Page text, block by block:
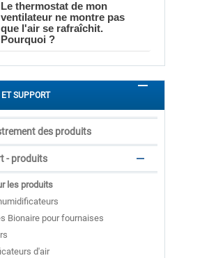
Le thermostat de mon
ventilateur ne montre pas
que l'air se rafraîchit.
Pourquoi ?
SUPPORT
des produits
- produits
les produits
Bionaire pour fournaises
d'air